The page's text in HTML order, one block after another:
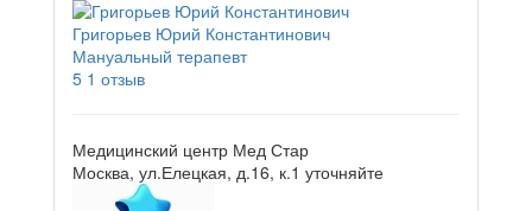
Григорьев Юрий Константинович
Мануальный терапевт
5 1 отзыв
Медицинский центр Мед Стар
Москва, ул.Елецкая, д.16, к.1 уточняйте